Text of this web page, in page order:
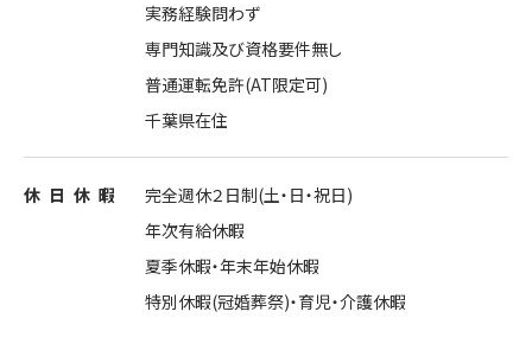
実務経験問わず
専門知識及び資格要件無し
普通運転免許(AT限定可)
千葉県在住
休日 休暇
完全週休２日制(土・日・祝日)
年次有給休暇
夏季休暇・年末年始休暇
特別休暇(冠婚葬祭)・育児・介護休暇